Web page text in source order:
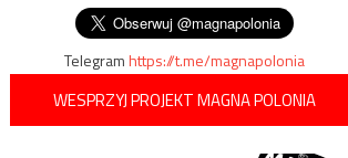
Telegramhttps://t.me/magnapolonia
WESPRZYJ PROJEKT MAGNA POLONIA